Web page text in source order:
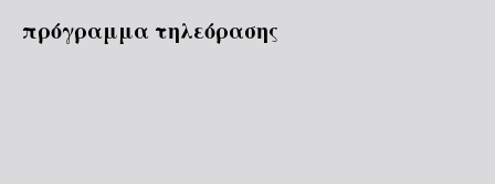
πρόγραμμα τηλεόρασης